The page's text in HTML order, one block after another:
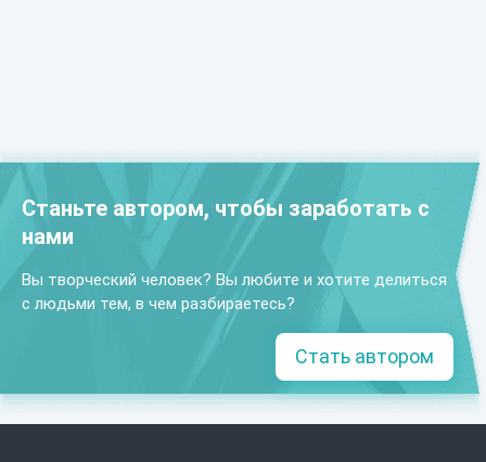
Станьте автором, чтобы заработать с
нами
Вы творческий человек? Вы любите и хотите делиться
с людьми тем, в чем разбираетесь?
Стать автором